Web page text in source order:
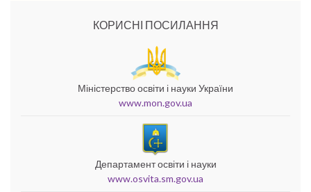
КОРИСНІ ПОСИЛАННЯ
Міністерство освіти і науки України
www.mon.gov.ua
Департамент освіти і науки
www.osvita.sm.gov.ua